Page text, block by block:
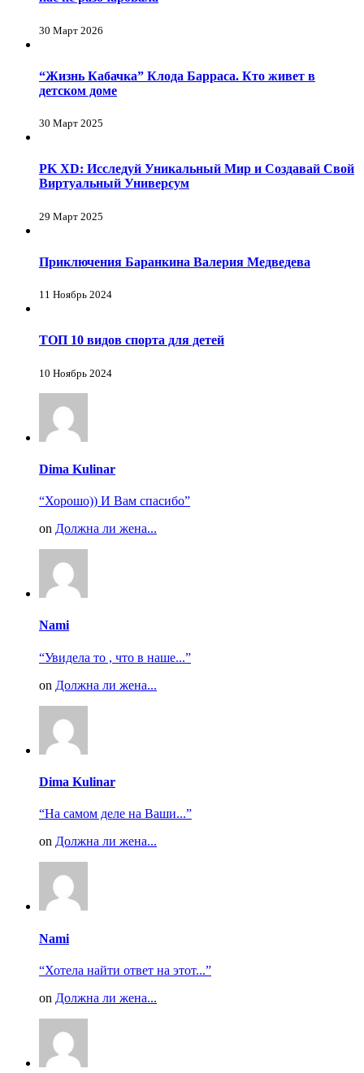
30 Март 2026
“Жизнь Кабачка” Клода Барраса. Кто живет в
детском доме
30 Март 2025
PK XD: Исследуй Уникальный Мир и Создавай Свой
Виртуальный Универсум
29 Март 2025
Приключения Баранкина Валерия Медведева
11 Ноябрь 2024
ТОП 10 видов спорта для детей
10 Ноябрь 2024
Dima Kulinar
“Хорошо)) И Вам спасибо”
on Должна ли жена...
Nami
“Увидела то , что в наше...”
on Должна ли жена...
Dima Kulinar
“На самом деле на Ваши...”
on Должна ли жена...
Nami
“Хотела найти ответ на этот...”
on Должна ли жена...